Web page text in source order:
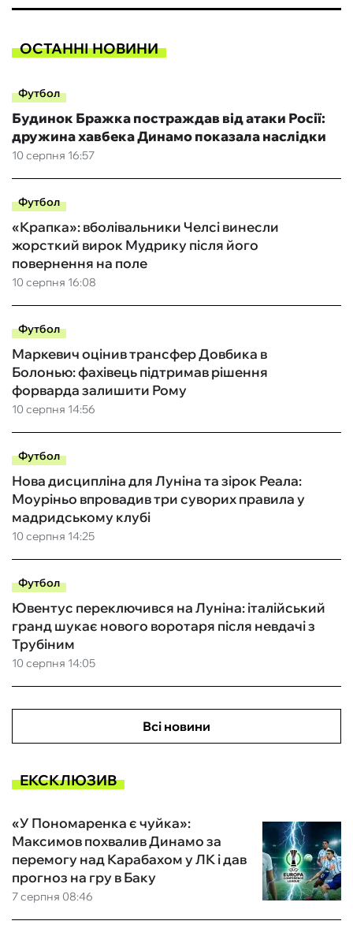
ОСТАННІ НОВИНИ
Футбол
10 серпня 16:57
Будинок Бражка постраждав від атаки Росії:
дружина хавбека Динамо показала наслідки
Футбол
10 серпня 16:08
«Крапка»: вболівальники Челсі винесли
жорсткий вирок Мудрику після його
повернення на поле
Футбол
10 серпня 14:56
Маркевич оцінив трансфер Довбика в
Болонью: фахівець підтримав рішення
форварда залишити Рому
Футбол
10 серпня 14:25
Нова дисципліна для Луніна та зірок Реала:
Моуріньо впровадив три суворих правила у
мадридському клубі
Футбол
10 серпня 14:05
Ювентус переключився на Луніна: італійський
гранд шукає нового воротаря після невдачі з
Трубіним
Всі новини
ЕКСКЛЮЗИВ
7 серпня 08:46
«У Пономаренка є чуйка»:
Максимов похвалив Динамо за
перемогу над Карабахом у ЛК і дав
прогноз на гру в Баку